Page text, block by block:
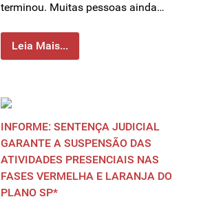
terminou. Muitas pessoas ainda…
Leia Mais...
INFORME: SENTENÇA JUDICIAL
GARANTE A SUSPENSÃO DAS
ATIVIDADES PRESENCIAIS NAS
FASES VERMELHA E LARANJA DO
PLANO SP*